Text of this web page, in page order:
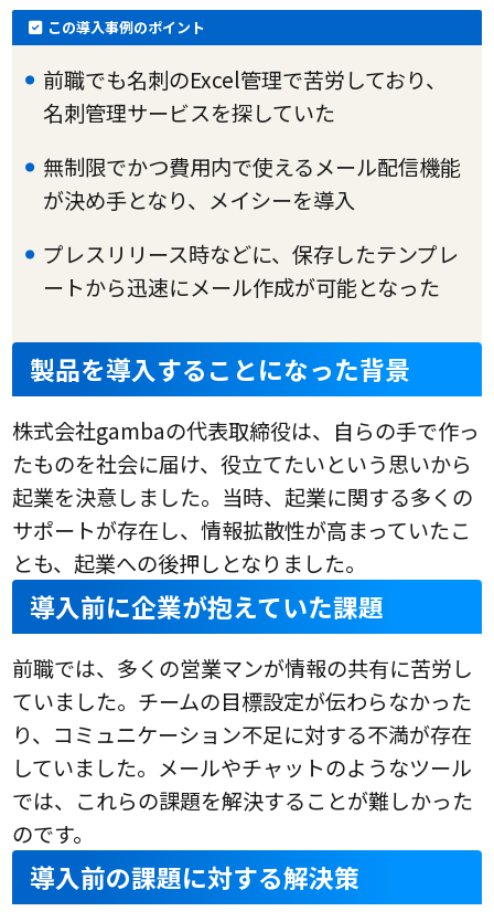
この導入事例のポイント
前職でも名刺のExcel管理で苦労しており、
名刺管理サービスを探していた
無制限でかつ費用内で使えるメール配信機能
が決め手となり、メイシーを導入
プレスリリース時などに、保存したテンプレ
ートから迅速にメール作成が可能となった
製品を導入することになった背景
株式会社gambaの代表取締役は、自らの手で作っ
たものを社会に届け、役立てたいという思いから
起業を決意しました。当時、起業に関する多くの
サポートが存在し、情報拡散性が高まっていたこ
とも、起業への後押しとなりました。
導入前に企業が抱えていた課題
前職では、多くの営業マンが情報の共有に苦労し
ていました。チームの目標設定が伝わらなかった
り、コミュニケーション不足に対する不満が存在
していました。メールやチャットのようなツール
では、これらの課題を解決することが難しかった
のです。
導入前の課題に対する解決策